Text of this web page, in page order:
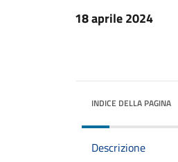
18 aprile 2024
INDICE DELLA PAGINA
Descrizione